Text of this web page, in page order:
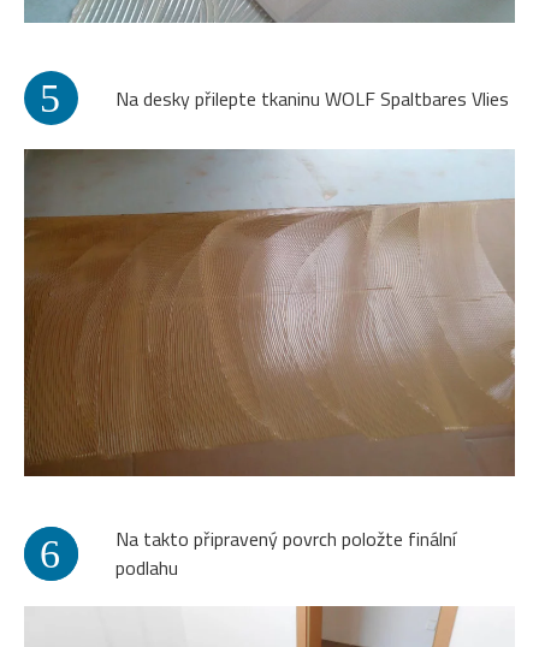
5 Na desky přilepte tkaninu WOLF Spaltbares Vlies
1
6
Na takto připravený povrch položte finální
podlahu